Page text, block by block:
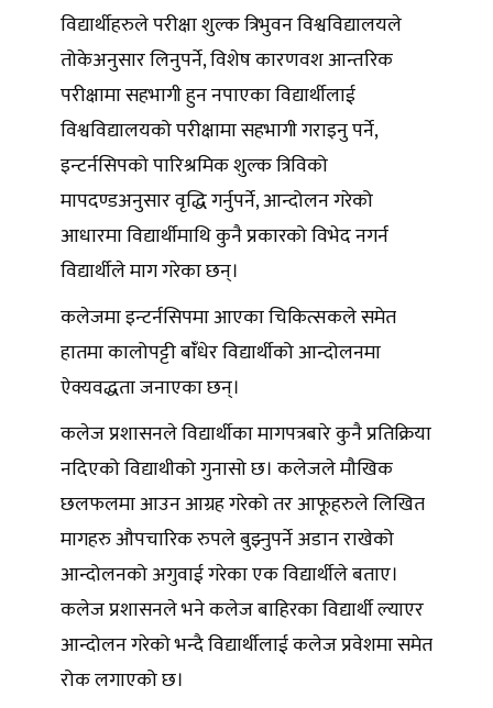
विद्यार्थीहरुले परीक्षा शुल्क त्रिभुवन विश्वविद्यालयले
तोकेअनुसार लिनुपर्ने, विशेष कारणवश आन्तरिक
परीक्षामा सहभागी हुन नपाएका विद्यार्थीलाई
विश्वविद्यालयको परीक्षामा सहभागी गराइनु पर्ने,
इन्टर्नसिपको पारिश्रमिक शुल्क त्रिविको
मापदण्डअनुसार वृद्धि गर्नुपर्ने, आन्दोलन गरेको
आधारमा विद्यार्थीमाथि कुनै प्रकारको विभेद नगर्न
विद्यार्थीले माग गरेका छन्।
कलेजमा इन्टर्नसिपमा आएका चिकित्सकले समेत
हातमा कालोपट्टी बांँधेर विद्यार्थीको आन्दोलनमा
ऐक्यवद्धता जनाएका छन्।
कलेज प्रशासनले विद्यार्थीका मागपत्रबारे कुनै प्रतिक्रिया
नदिएको विद्याथीको गुनासो छ। कलेजले मौखिक
छलफलमा आउन आग्रह गरेको तर आफूहरुले लिखित
मागहरु औपचारिक रुपले बुझ्नुपर्ने अडान राखेको
आन्दोलनको अगुवाई गरेका एक विद्यार्थीले बताए।
कलेज प्रशासनले भने कलेज बाहिरका विद्यार्थी ल्याएर
आन्दोलन गरेको भन्दै विद्यार्थीलाई कलेज प्रवेशमा समेत
रोक लगाएको छ।